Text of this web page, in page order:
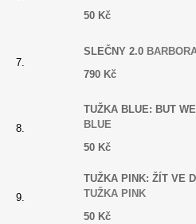
50 Kč
SLEČNY 2.0
790 Kč
TUŽKA BLUE: BUT
BLUE
50 Kč
TUŽKA PINK: ŽÍT VE
TUŽKA PINK
50 Kč